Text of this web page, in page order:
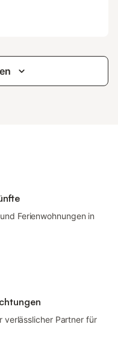
Ferienwohnungen in
verlässlicher Partner für